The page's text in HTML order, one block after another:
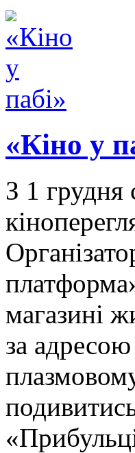
«Кіно у
З 1 грудня
магазині
за